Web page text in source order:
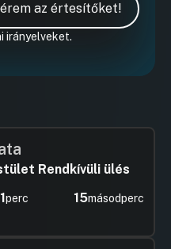
az értesítőket!
irányelveket.
Rendkívüli ülés
perc 15másodperc